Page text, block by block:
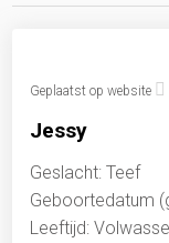
Geplaatst op website
Jessy
Geslacht: Teef
Geboortedatum
Leeftijd: